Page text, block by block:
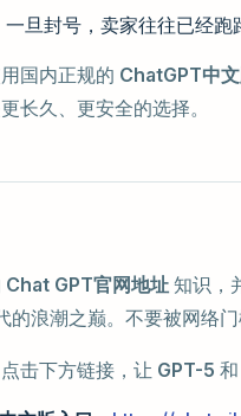
一旦封号，卖家往往已经跑
国内正规的 ChatGPT中
长久、更安全的选择。
Chat GPT官网地址 知识，
的浪潮之巅。不要被网络门
击下方链接，让 GPT-5 和